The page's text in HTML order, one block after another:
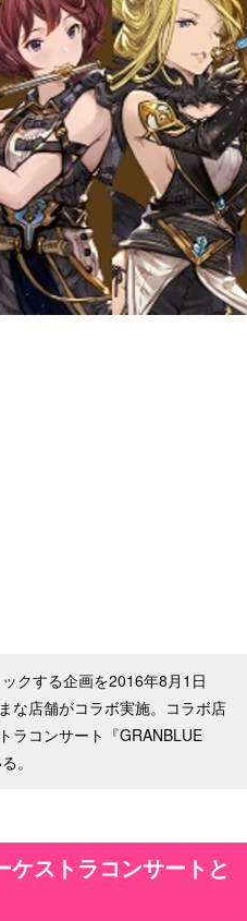
クする企画を2016年8月1日
な店舗がコラボ実施。コラボ店
ラコンサート『GRANBLUE
。
ストラコンサートと